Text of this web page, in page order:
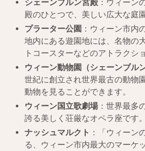
シェーンブルン宮殿 ：ウィーン
殿のひとつで、美しい広大な庭
プラーター公園 ：ウィーン市内
地内にある遊園地には、名物の
トコースターなどのアトラクシ
ウィーン動物園
（シェーンブル
世紀に創立され世界最古の動物
動物を見ることができます。
ウィーン国立歌劇場 ：世界最多
誇る美しく荘厳なオペラ座です。
ナッシュマルクト ：「ウィーン
る、ウィーン市内最大のマーケ